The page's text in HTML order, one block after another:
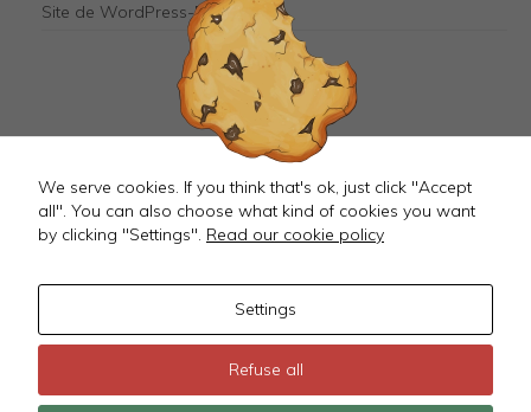
Site de WordPress-FR
©2026 JustMagD
We serve cookies. If you think that's ok, just click "Accept
all". You can also choose what kind of cookies you want
by clicking "Settings". Read our cookie policy
Settings
Refuse all